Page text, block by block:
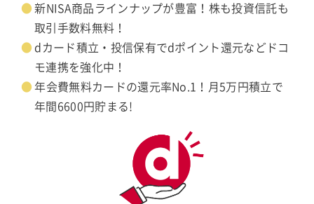
新NISA商品ラインナップが豊富！株も投資信託も
取引手数料無料！
dカード積立・投信保有でdポイント還元などドコ
モ連携を強化中！
年会費無料カードの還元率No.1！月5万円積立で
年間6600円貯まる!